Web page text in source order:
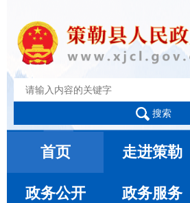
搜索
首页 走进策勒
政务公开 政务服务